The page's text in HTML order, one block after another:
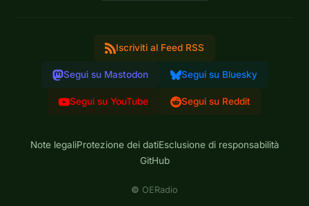
Iscriviti al Feed RSS
Segui su Mastodon Segui su Bluesky
Segui su YouTube Segui su Reddit
Note legaliProtezione dei datiEsclusione di responsabilità
GitHub
© OERadio